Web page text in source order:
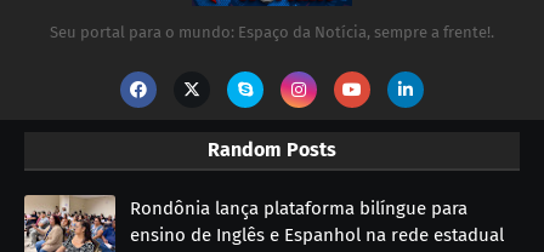
Seu portal para o mundo: Espaço da Notícia, sempre a frente!.
Random Posts
Rondônia lança plataforma bilíngue para
ensino de Inglês e Espanhol na rede estadual